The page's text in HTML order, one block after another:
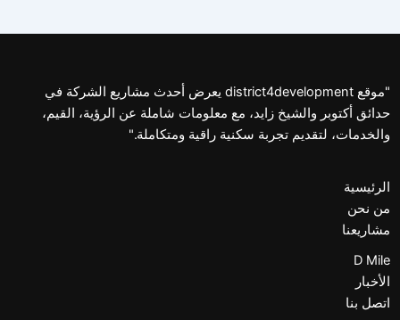
"موقع district4development يعرض أحدث مشاريع الشركة في
حدائق أكتوبر والشيخ زايد، مع معلومات شاملة عن الرؤية، القيم،
والخدمات، لتقديم تجربة سكنية راقية ومتكاملة."
الرئيسية
من نحن
مشاريعنا
D Mile
الأخبار
اتصل بنا